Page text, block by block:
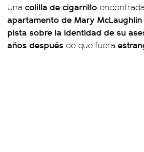
Una colilla de cigarrillo
apartamento de Mary McLaughlin
pista sobre la identidad de su
años después de que fuera